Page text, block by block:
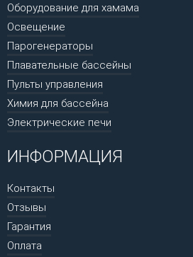
Оборудование для хамама
Освещение
Парогенераторы
Плавательные бассейны
Пульты управления
Химия для бассейна
Электрические печи
ИНФОРМАЦИЯ
Контакты
Отзывы
Гарантия
Оплата